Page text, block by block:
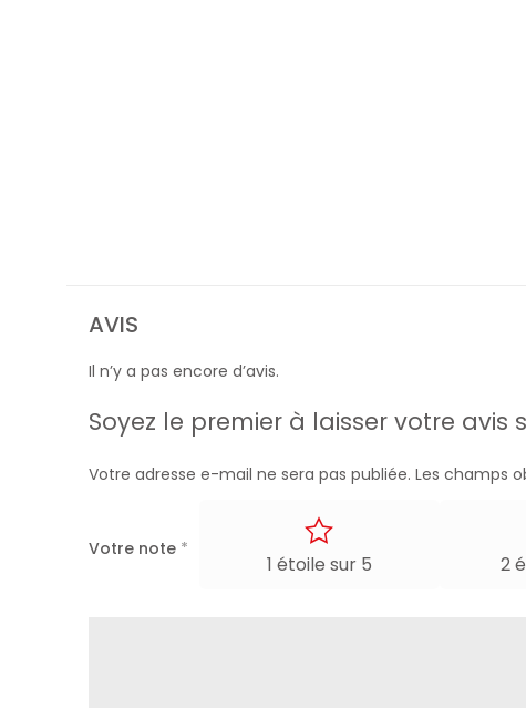
AVIS
Il n’y a pas encore d’avis.
Soyez le premier à laisser votre
Votre adresse e-mail ne sera pas publiée. Les champs
Votre note *
1 étoile sur 5 2